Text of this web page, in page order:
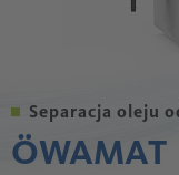
Separacja oleju
ÖWAMAT